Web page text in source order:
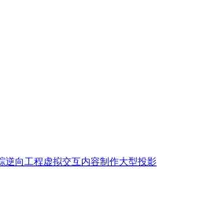
逆向工程虚拟交互内容制作大型投影